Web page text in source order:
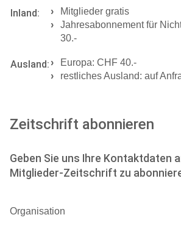
Inland:
Mitglieder gratis
Jahresabonnement für
30.-
Ausland:
Europa: CHF 40.-
restliches Ausland: auf
Zeitschrift abonnieren
Geben Sie uns Ihre Kontaktdaten
Mitglieder-Zeitschrift zu
Organisation